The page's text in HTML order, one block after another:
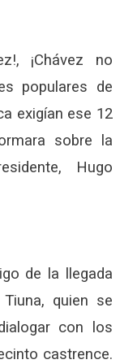
¡Chávez no
populares de
exigían ese 12
sobre la
Hugo
de la llegada
quien se
con los
castrence.